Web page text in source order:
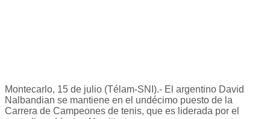
Montecarlo, 15 de julio (Télam-SNI).- El argentino David
Nalbandian se mantiene en el undécimo puesto de la
Carrera de Campeones de tenis, que es liderada por el